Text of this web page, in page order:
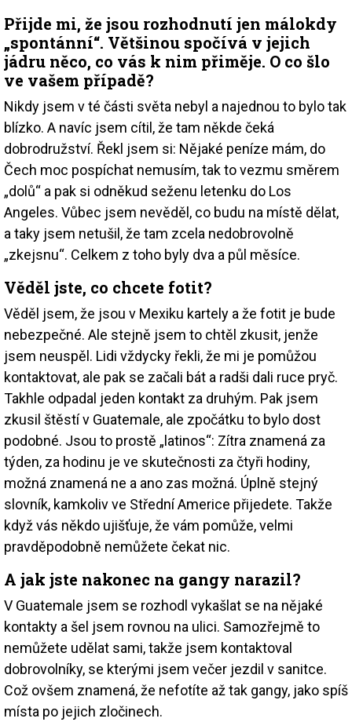
Přijde mi, že jsou rozhodnutí jen málokdy
„spontánní“. Většinou spočívá v jejich
jádru něco, co vás k nim přiměje. O co šlo
ve vašem případě?
Nikdy jsem v té části světa nebyl a najednou to bylo tak
blízko. A navíc jsem cítil, že tam někde čeká
dobrodružství. Řekl jsem si: Nějaké peníze mám, do
Čech moc pospíchat nemusím, tak to vezmu směrem
„dolů“ a pak si odněkud seženu letenku do Los
Angeles. Vůbec jsem nevěděl, co budu na místě dělat,
a taky jsem netušil, že tam zcela nedobrovolně
„zkejsnu“. Celkem z toho byly dva a půl měsíce.
Věděl jste, co chcete fotit?
Věděl jsem, že jsou v Mexiku kartely a že fotit je bude
nebezpečné. Ale stejně jsem to chtěl zkusit, jenže
jsem neuspěl. Lidi vždycky řekli, že mi je pomůžou
kontaktovat, ale pak se začali bát a radši dali ruce pryč.
Takhle odpadal jeden kontakt za druhým. Pak jsem
zkusil štěstí v Guatemale, ale zpočátku to bylo dost
podobné. Jsou to prostě „latinos“: Zítra znamená za
týden, za hodinu je ve skutečnosti za čtyři hodiny,
možná znamená ne a ano zas možná. Úplně stejný
slovník, kamkoliv ve Střední Americe přijedete. Takže
když vás někdo ujišťuje, že vám pomůže, velmi
pravděpodobně nemůžete čekat nic.
A jak jste nakonec na gangy narazil?
V Guatemale jsem se rozhodl vykašlat se na nějaké
kontakty a šel jsem rovnou na ulici. Samozřejmě to
nemůžete udělat sami, takže jsem kontaktoval
dobrovolníky, se kterými jsem večer jezdil v sanitce.
Což ovšem znamená, že nefotíte až tak gangy, jako spíš
místa po jejich zločinech.